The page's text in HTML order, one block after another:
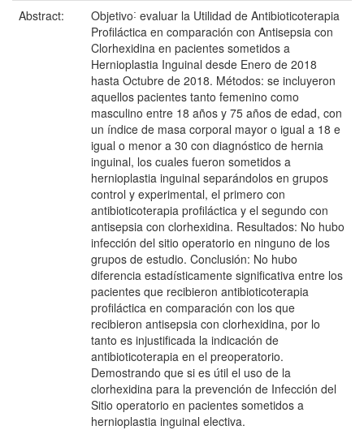
Abstract:
Objetivo˸ evaluar la Utilidad de Antibioticoterapia
Profiláctica en comparación con Antisepsia con
Clorhexidina en pacientes sometidos a
Hernioplastia Inguinal desde Enero de 2018
hasta Octubre de 2018. Métodos: se incluyeron
aquellos pacientes tanto femenino como
masculino entre 18 años y 75 años de edad, con
un índice de masa corporal mayor o igual a 18 e
igual o menor a 30 con diagnóstico de hernia
inguinal, los cuales fueron sometidos a
hernioplastia inguinal separándolos en grupos
control y experimental, el primero con
antibioticoterapia profiláctica y el segundo con
antisepsia con clorhexidina. Resultados: No hubo
infección del sitio operatorio en ninguno de los
grupos de estudio. Conclusión: No hubo
diferencia estadísticamente significativa entre los
pacientes que recibieron antibioticoterapia
profiláctica en comparación con los que
recibieron antisepsia con clorhexidina, por lo
tanto es injustificada la indicación de
antibioticoterapia en el preoperatorio.
Demostrando que si es útil el uso de la
clorhexidina para la prevención de Infección del
Sitio operatorio en pacientes sometidos a
hernioplastia inguinal electiva.